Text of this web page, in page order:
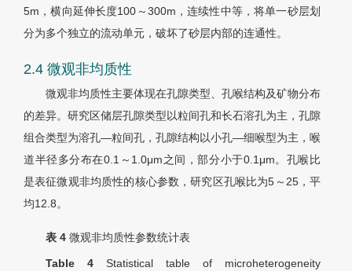
5m，横向延伸长度100～300m，连续性中等，将单一砂层划
分为多个独立的流动单元，破坏了砂层内部的连通性。
2.4 微观非均质性
微观非均质性主要体现在孔隙类型、孔喉结构及矿物分布
的差异。研究区储层孔隙类型以粒间孔和长石溶孔为主，孔隙
组合类型为溶孔—粒间孔，孔隙结构以小孔—细喉型为主，喉
道半径多分布在0.1～1.0μm之间，部分小于0.1μm。孔喉比
是表征微观非均质性的核心参数，研究区孔喉比为5～25，平
均12.8。
表 4 微观非均质性参数统计表
Table 4 Statistical table of microheterogeneity